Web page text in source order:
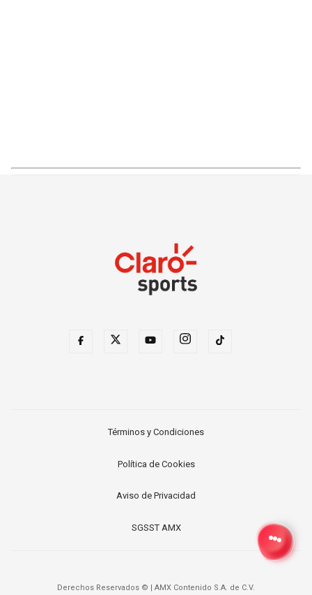
Términos y Condiciones
Política de Cookies
Aviso de Privacidad
SGSST AMX
Derechos Reservados © AMX Contenido S.A. de C.V.